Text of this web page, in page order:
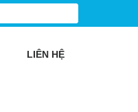
LIÊN HỆ